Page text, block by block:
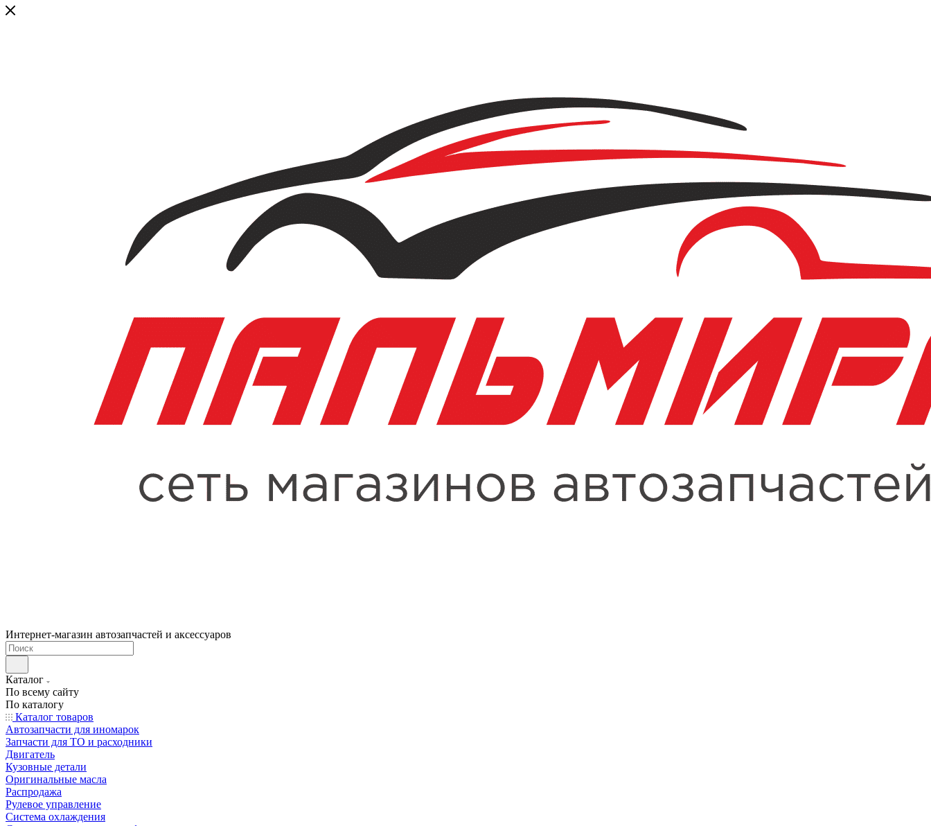
Интернет-магазин автозапчастей и аксессуаров
Каталог
По всему сайту
По каталогу
Каталог товаров
Автозапчасти для иномарок
Запчасти для ТО и расходники
Двигатель
Кузовные детали
Оригинальные масла
Распродажа
Рулевое управление
Система охлаждения